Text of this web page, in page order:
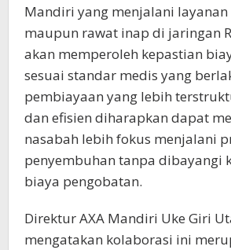
Mandiri yang menjalani
maupun rawat inap di jaringan
akan memperoleh kepastian
sesuai standar medis yang
pembiayaan yang lebih
dan efisien diharapkan dapat
nasabah lebih fokus menjalani
penyembuhan tanpa dibayangi
biaya pengobatan.
Direktur AXA Mandiri Uke Giri
mengatakan kolaborasi ini